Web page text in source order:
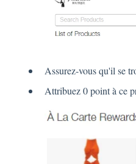
Assurez-vous qu'il se
Attribuez 0 point à ce